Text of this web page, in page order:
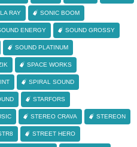
RAY SONIC BOOM
ENERGY SOUND GROSSY
SOUND PLATINUM
SPACE WORKS
SPIRAL SOUND
STARFORS
STEREO CRAVA STEREON
STREET HERO